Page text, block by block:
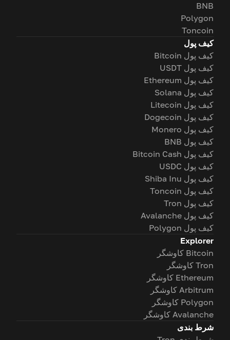
BNB
Polygon
Toncoin
کیف پول
کیف پول Bitcoin
کیف پول USDT
کیف پول Ethereum
کیف پول Solana
کیف پول Litecoin
کیف پول Dogecoin
کیف پول Monero
کیف پول BNB
کیف پول Bitcoin Cash
کیف پول USDC
کیف پول Shiba Inu
کیف پول Toncoin
کیف پول Tron
کیف پول Avalanche
کیف پول Polygon
Explorer
Bitcoin کاوشگر
Tron کاوشگر
Ethereum کاوشگر
Arbitrum کاوشگر
Polygon کاوشگر
Avalanche کاوشگر
شرط بندی